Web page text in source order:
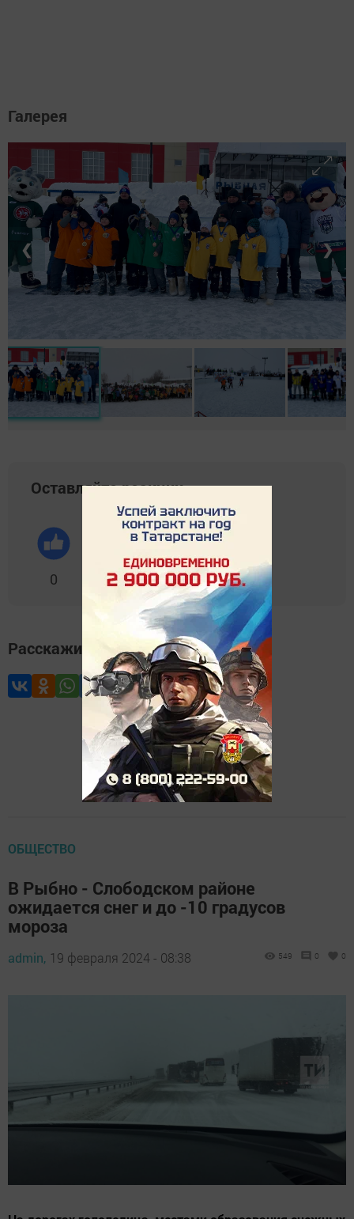
Галерея
❮ ❯
Оставляйте реакции
0 0 0 0
Расскажите друзьям
ОБЩЕСТВО
В Рыбно - Слободском районе
ожидается снег и до -10 градусов
мороза
admin, 19 февраля 2024 - 08:38 549 0 0